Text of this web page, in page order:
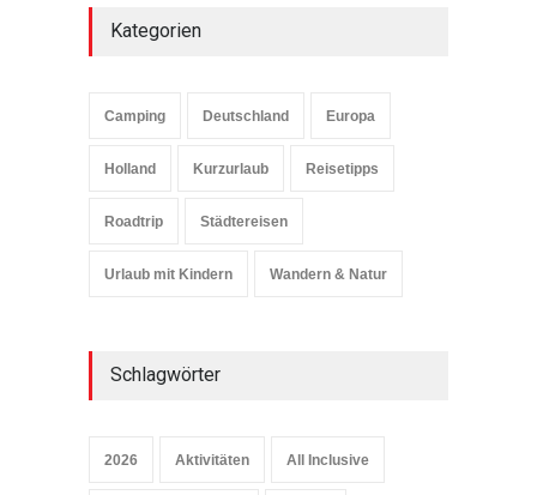
Kategorien
Camping Deutschland Europa
Holland Kurzurlaub Reisetipps
Roadtrip Städtereisen
Urlaub mit Kindern Wandern & Natur
Schlagwörter
2026 Aktivitäten All Inclusive